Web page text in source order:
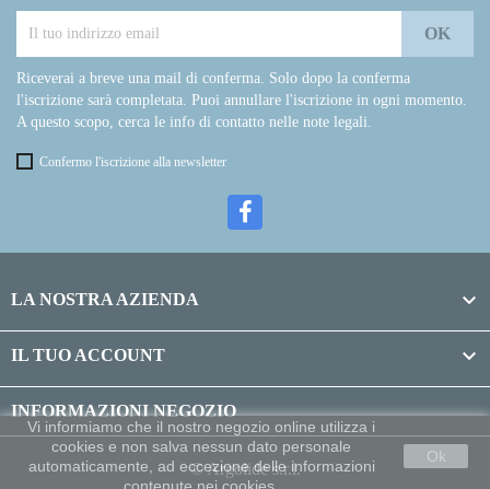
Riceverai a breve una mail di conferma. Solo dopo la conferma
l'iscrizione sarà completata. Puoi annullare l'iscrizione in ogni momento.
A questo scopo, cerca le info di contatto nelle note legali.
Confermo l'iscrizione alla newsletter
LA NOSTRA AZIENDA 
IL TUO ACCOUNT 
INFORMAZIONI NEGOZIO
Vi informiamo che il nostro negozio online utilizza i
cookies e non salva nessun dato personale
automaticamente, ad eccezione delle informazioni
Ok
© Argolide s.r.l.